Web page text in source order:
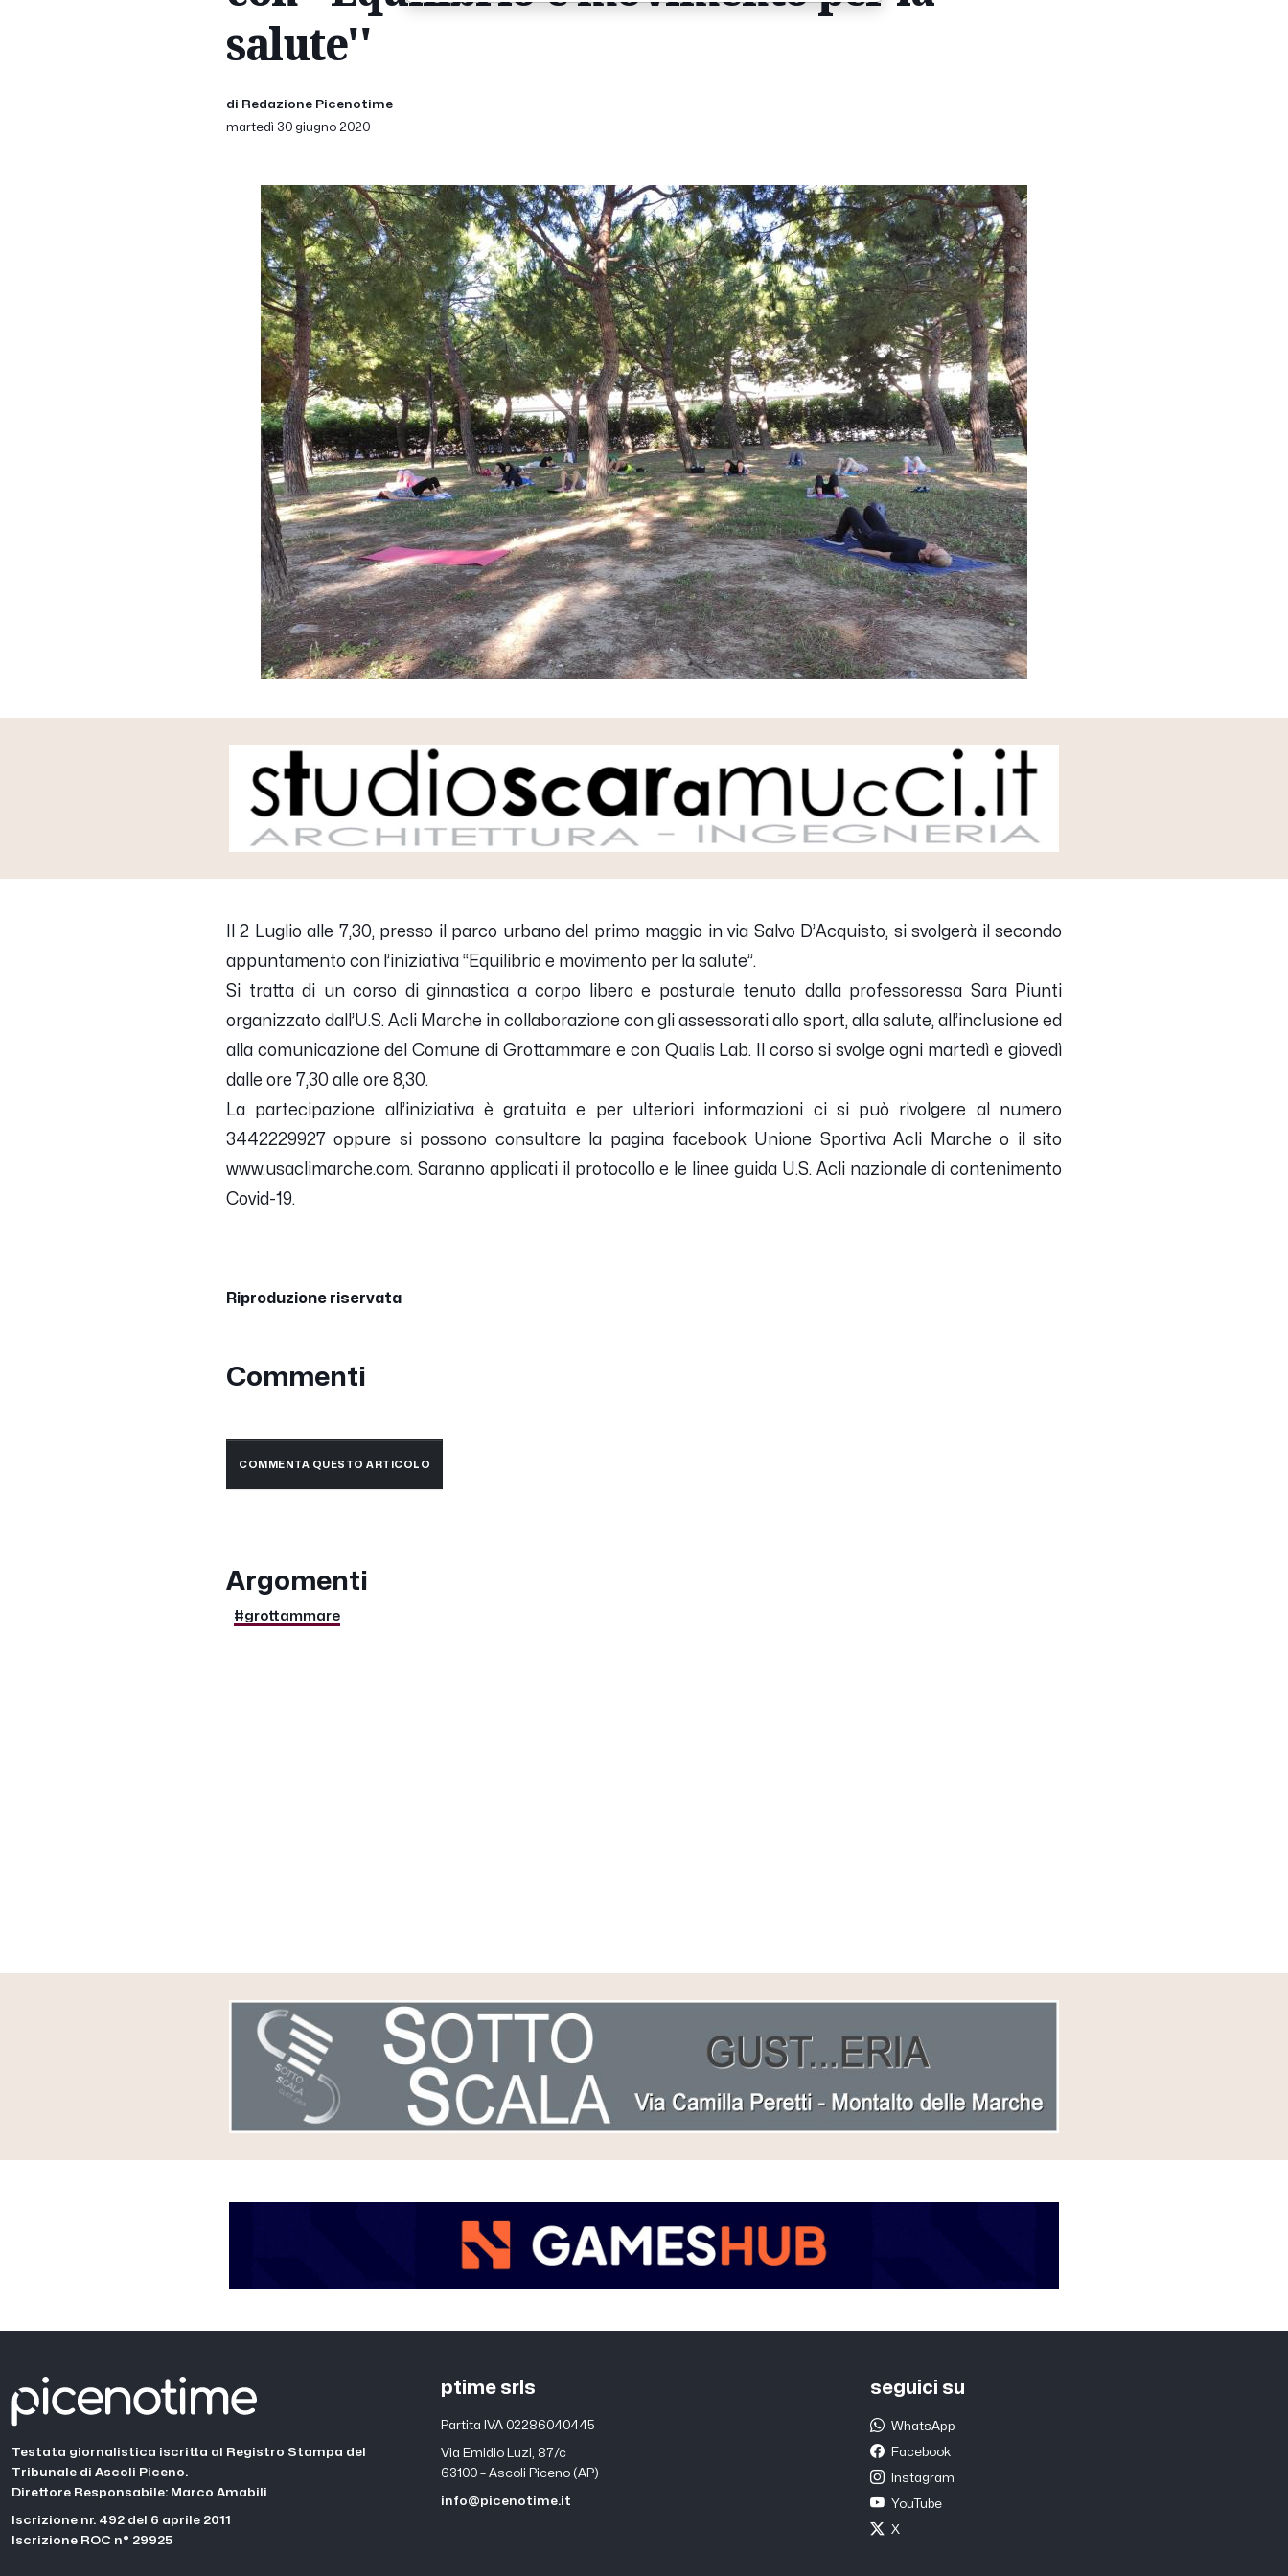
salute''
di Redazione Picenotime
martedì 30 giugno 2020
Il 2 Luglio alle 7,30, presso il parco urbano del primo maggio in via Salvo D’Acquisto, si svolgerà il secondo
appuntamento con l’iniziativa “Equilibrio e movimento per la salute”.
Si tratta di un corso di ginnastica a corpo libero e posturale tenuto dalla professoressa Sara Piunti
organizzato dall’U.S. Acli Marche in collaborazione con gli assessorati allo sport, alla salute, all’inclusione ed
alla comunicazione del Comune di Grottammare e con Qualis Lab. Il corso si svolge ogni martedì e giovedì
dalle ore 7,30 alle ore 8,30.
La partecipazione all’iniziativa è gratuita e per ulteriori informazioni ci si può rivolgere al numero
3442229927 oppure si possono consultare la pagina facebook Unione Sportiva Acli Marche o il sito
www.usaclimarche.com. Saranno applicati il protocollo e le linee guida U.S. Acli nazionale di contenimento
Covid-19.
Riproduzione riservata
Commenti
COMMENTA QUESTO ARTICOLO
Argomenti
#grottammare
Testata giornalistica iscritta al Registro Stampa del
Tribunale di Ascoli Piceno.
Direttore Responsabile: Marco Amabili
Iscrizione nr. 492 del 6 aprile 2011
Iscrizione ROC n° 29925
ptime srls
Partita IVA 02286040445
Via Emidio Luzi, 87/c
63100 – Ascoli Piceno (AP)
info@picenotime.it
seguici su
WhatsApp
Facebook
Instagram
YouTube
X